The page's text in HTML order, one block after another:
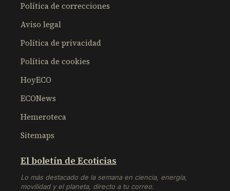
Política de correcciones
Aviso legal
Política de privacidad
Política de cookies
HoyECO
ECONews
Hemeroteca
Sitemaps
El boletín de Ecoticias
Lo más destacado de la semana en ciencia, energía,
movilidad y el planeta, directo a tu correo.